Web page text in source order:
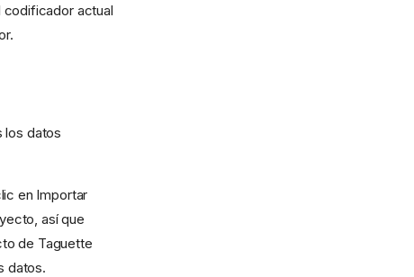
codificador actual
los datos
en Importar
así que
de Taguette
datos.